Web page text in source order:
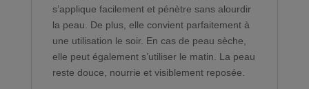
s’applique facilement et pénètre sans alourdir
la peau. De plus, elle convient parfaitement à
une utilisation le soir. En cas de peau sèche,
elle peut également s’utiliser le matin. La peau
reste douce, nourrie et visiblement reposée.